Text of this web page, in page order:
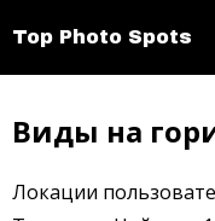
Top Photo Spots
Виды на
Локации